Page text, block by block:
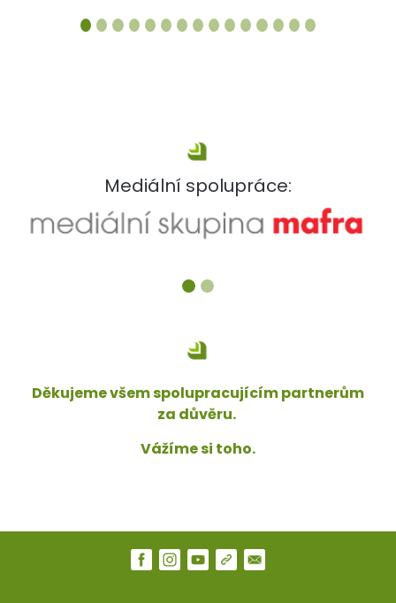
Mediální spolupráce:
Děkujeme všem spolupracujícím partnerům
za důvěru.
Vážíme si toho.